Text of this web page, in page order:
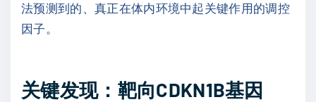
法预测到的、真正在体内环境中起关键作用的调控
因子。
关键发现：靶向CDKN1B基因